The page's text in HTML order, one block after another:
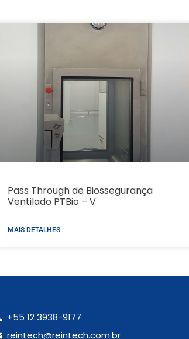
Pass Through de Biossegurança
Ventilado PTBio – V
MAIS DETALHES
+55 12 3938-9177
reintech@reintech.com.br